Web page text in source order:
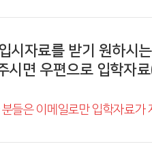
시자료를 받기 원하시
시면 우편으로 입학자
들은 이메일로만 입학자료가